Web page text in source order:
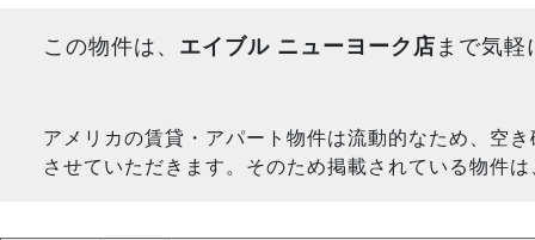
この物件は、 エイブル ニューヨーク店 まで気
アメリカの賃貸・アパート物件は流動的なため、空
させていただきます。そのため掲載されている物件